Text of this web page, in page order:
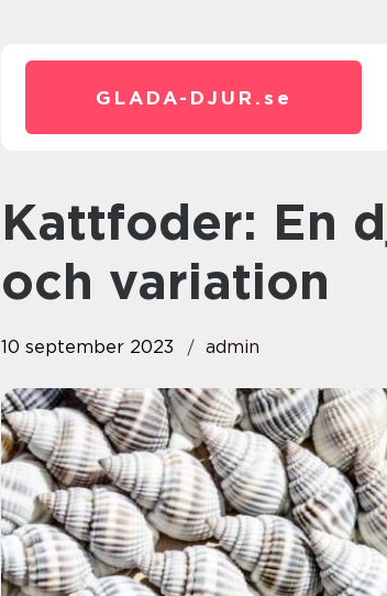
GLADA-DJUR. se
Kattfoder: En djupdykning i val
och variation
10 september 2023 admin